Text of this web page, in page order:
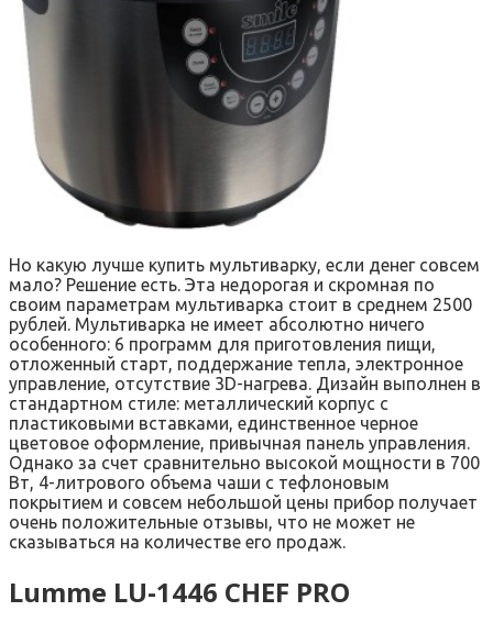
Но какую лучше купить мультиварку, если денег совсем
мало? Решение есть. Эта недорогая и скромная по
своим параметрам мультиварка стоит в среднем 2500
рублей. Мультиварка не имеет абсолютно ничего
особенного: 6 программ для приготовления пищи,
отложенный старт, поддержание тепла, электронное
управление, отсутствие 3D-нагрева. Дизайн выполнен в
стандартном стиле: металлический корпус с
пластиковыми вставками, единственное черное
цветовое оформление, привычная панель управления.
Однако за счет сравнительно высокой мощности в 700
Вт, 4-литрового объема чаши с тефлоновым
покрытием и совсем небольшой цены прибор получает
очень положительные отзывы, что не может не
сказываться на количестве его продаж.
Lumme LU-1446 CHEF PRO